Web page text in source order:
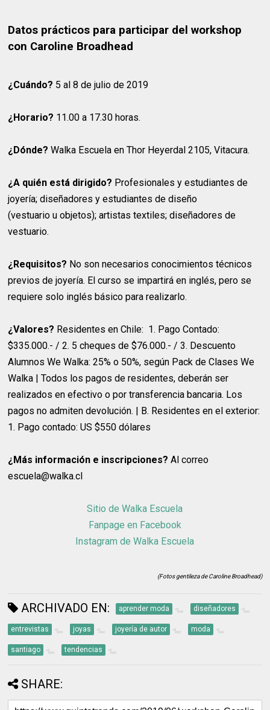
Datos prácticos para participar del workshop
con Caroline Broadhead
¿Cuándo? 5 al 8 de julio de 2019
¿Horario? 11.00 a 17.30 horas.
¿Dónde? Walka Escuela en Thor Heyerdal 2105, Vitacura.
¿A quién está dirigido? Profesionales y estudiantes de
joyería; diseñadores y estudiantes de diseño
(vestuario u objetos); artistas textiles; diseñadores de
vestuario.
¿Requisitos? No son necesarios conocimientos técnicos
previos de joyería. El curso se impartirá en inglés, pero se
requiere solo inglés básico para realizarlo.
¿Valores? Residentes en Chile: 1. Pago Contado:
$335.000.- / 2. 5 cheques de $76.000.- / 3. Descuento
Alumnos We Walka: 25% o 50%, según Pack de Clases We
Walka | Todos los pagos de residentes, deberán ser
realizados en efectivo o por transferencia bancaria. Los
pagos no admiten devolución. | B. Residentes en el exterior:
1. Pago contado: US $550 dólares
¿Más información e inscripciones? Al correo
escuela@walka.cl
Sitio de Walka Escuela
Fanpage en Facebook
Instagram de Walka Escuela
(Fotos gentileza de Caroline Broadhead)
ARCHIVADO EN: aprender moda diseñadores
entrevistas joyas joyería de autor moda
santiago tendencias
SHARE: